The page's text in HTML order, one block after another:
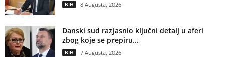
BIH 8 Augusta, 2026
Danski sud razjasnio ključni detalj u aferi
zbog koje se prepiru...
BIH 7 Augusta, 2026